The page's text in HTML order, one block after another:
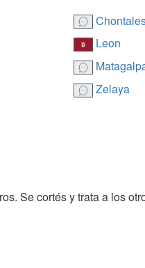
Leon
Zelaya
Se cortés y trata a los